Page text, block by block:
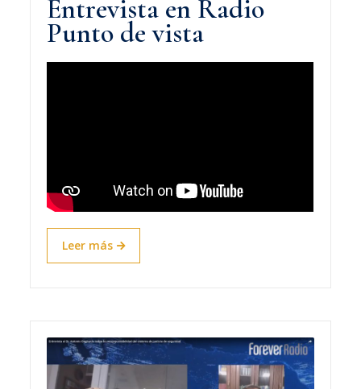
Entrevista en Radio
Punto de vista
Leer más